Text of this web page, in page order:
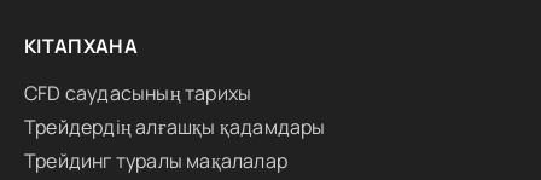
КІТАПХАНА
CFD саудасының тарихы
Трейдердің алғашқы қадамдары
Трейдинг туралы мақалалар